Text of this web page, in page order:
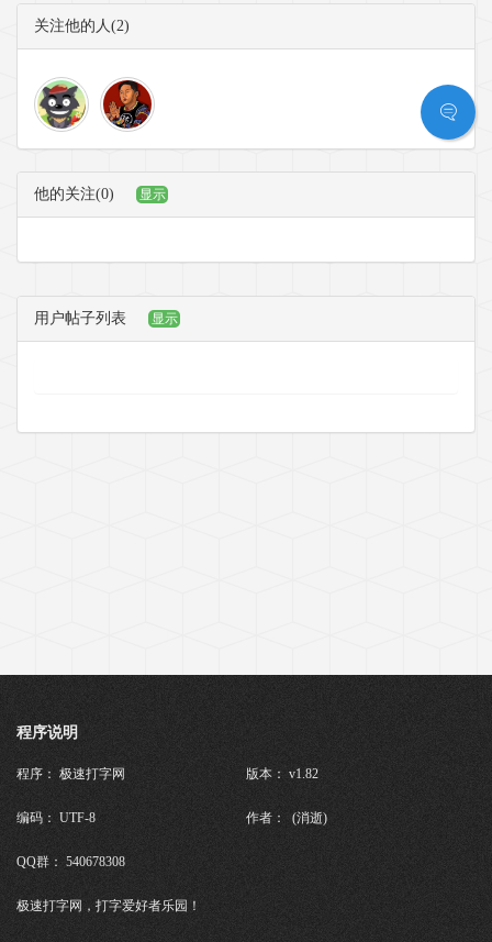
关注他的人(2)
他的关注(0) 显示
用户帖子列表 显示
程序说明
程序： 极速打字网 版本： v1.82
编码： UTF-8 作者： (消逝)
QQ群： 540678308
极速打字网，打字爱好者乐园！